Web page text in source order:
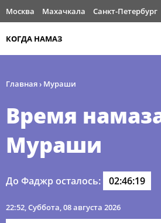
Москва Махачкала Санкт-Петербург
КОГДА НАМАЗ
Главная› Мураши
Время
Мураши
До Фаджр осталось: 02:46:18
22:52, Суббота, 08 августа 2026